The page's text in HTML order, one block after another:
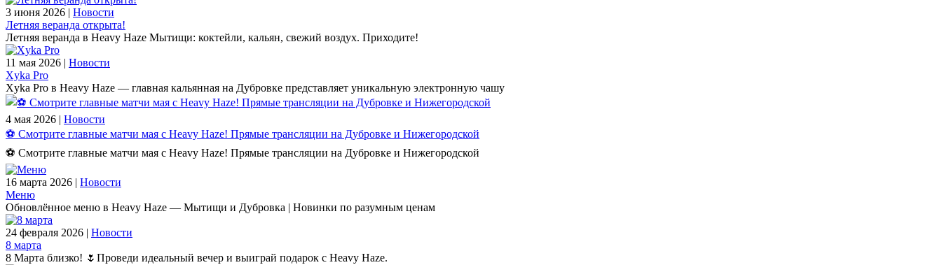
3 июня 2026 | Новости
Летняя веранда открыта!
Летняя веранда в Heavy Haze Мытищи: коктейли, кальян, свежий воздух. Приходите!
11 мая 2026 | Новости
Xyka Pro
Xyka Pro в Heavy Haze — главная кальянная на Дубровке представляет уникальную электронную чашу
4 мая 2026 | Новости
⚽️ Смотрите главные матчи мая с Heavy Haze! Прямые трансляции на Дубровке и Нижегородской
⚽️ Смотрите главные матчи мая с Heavy Haze! Прямые трансляции на Дубровке и Нижегородской
16 марта 2026 | Новости
Меню
Обновлённое меню в Heavy Haze — Мытищи и Дубровка | Новинки по разумным ценам
24 февраля 2026 | Новости
8 марта
8 Марта близко! 🌷Проведи идеальный вечер и выиграй подарок с Heavy Haze.